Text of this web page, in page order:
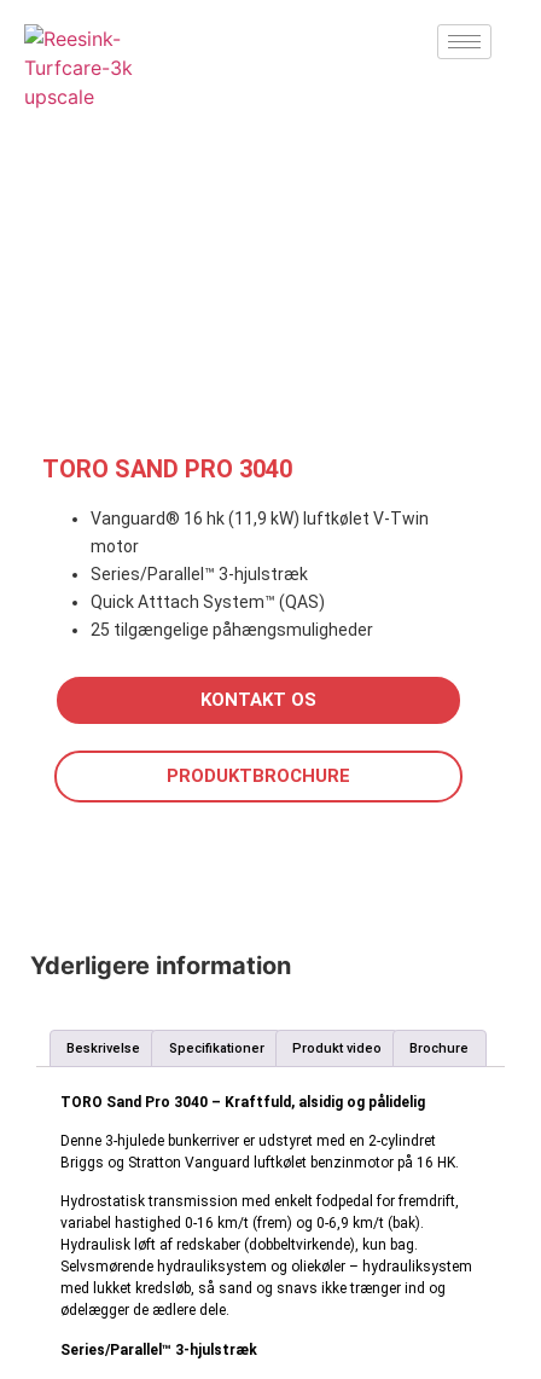
TORO SAND PRO 3040
Vanguard® 16 hk (11,9 kW) luftkølet V-Twin
motor
Series/Parallel™ 3-hjulstræk
Quick Atttach System™ (QAS)
25 tilgængelige påhængsmuligheder
KONTAKT OS
PRODUKTBROCHURE
Yderligere information
Beskrivelse Specifikationer Produkt video Brochure
TORO Sand Pro 3040 – Kraftfuld, alsidig og pålidelig
Denne 3-hjulede bunkerriver er udstyret med en 2-cylindret
Briggs og Stratton Vanguard luftkølet benzinmotor på 16 HK.
Hydrostatisk transmission med enkelt fodpedal for fremdrift,
variabel hastighed 0-16 km/t (frem) og 0-6,9 km/t (bak).
Hydraulisk løft af redskaber (dobbeltvirkende), kun bag.
Selvsmørende hydrauliksystem og oliekøler – hydrauliksystem
med lukket kredsløb, så sand og snavs ikke trænger ind og
ødelægger de ædlere dele.
Series/Parallel™ 3-hjulstræk